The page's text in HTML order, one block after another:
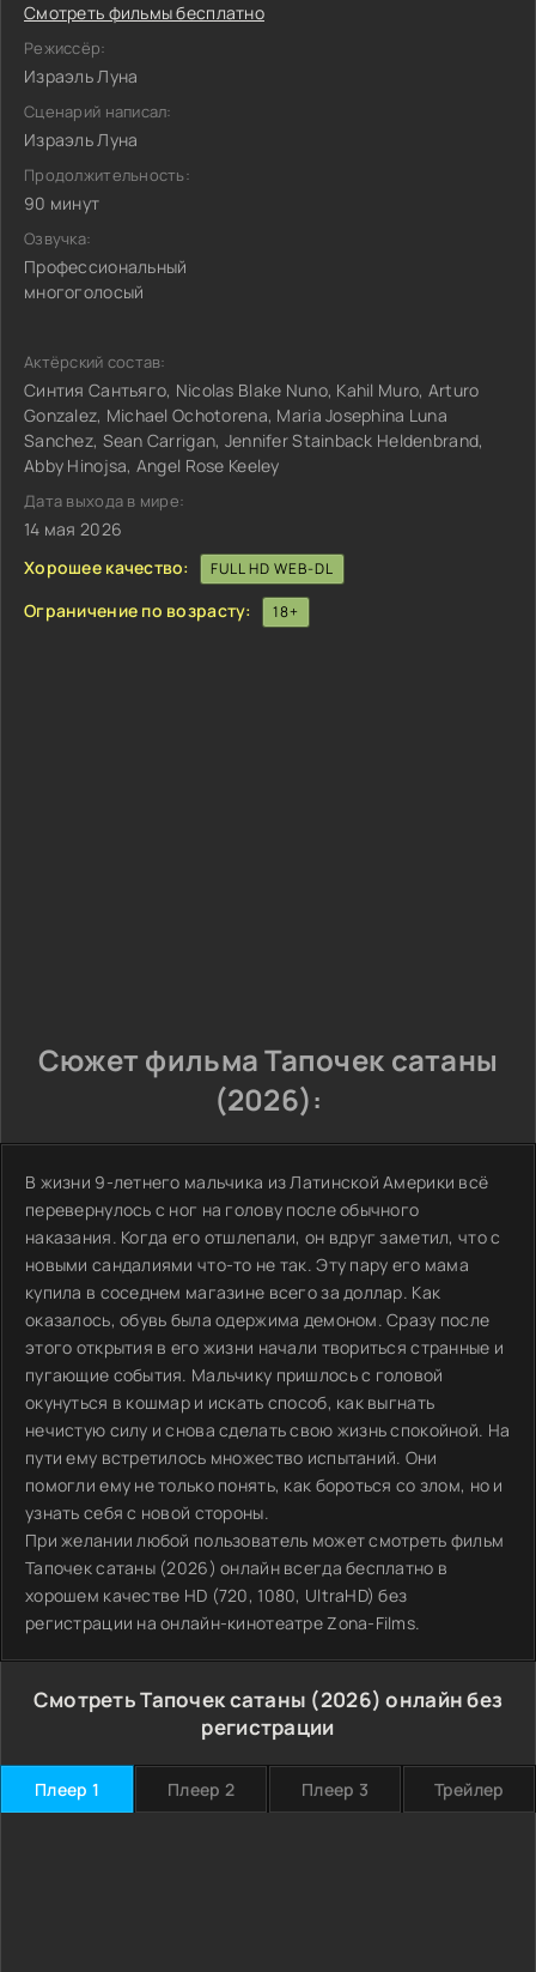
Смотреть фильмы бесплатно
Режиссёр:
Израэль Луна
Сценарий написал:
Израэль Луна
Продолжительность:
90 минут
Озвучка:
Профессиональный
многоголосый
Актёрский состав:
Синтия Сантьяго, Nicolas Blake Nuno, Kahil Muro, Arturo
Gonzalez, Michael Ochotorena, Maria Josephina Luna
Sanchez, Sean Carrigan, Jennifer Stainback Heldenbrand,
Abby Hinojsa, Angel Rose Keeley
Дата выхода в мире:
14 мая 2026
Хорошее качество:
FULL HD WEB-DL
Ограничение по возрасту: 18+
Сюжет фильма Тапочек сатаны
(2026):
В жизни 9-летнего мальчика из Латинской Америки всё
перевернулось с ног на голову после обычного
наказания. Когда его отшлепали, он вдруг заметил, что с
новыми сандалиями что-то не так. Эту пару его мама
купила в соседнем магазине всего за доллар. Как
оказалось, обувь была одержима демоном. Сразу после
этого открытия в его жизни начали твориться странные и
пугающие события. Мальчику пришлось с головой
окунуться в кошмар и искать способ, как выгнать
нечистую силу и снова сделать свою жизнь спокойной. На
пути ему встретилось множество испытаний. Они
помогли ему не только понять, как бороться со злом, но и
узнать себя с новой стороны.
При желании любой пользователь может смотреть фильм
Тапочек сатаны (2026) онлайн всегда бесплатно в
хорошем качестве HD (720, 1080, UltraHD) без
регистрации на онлайн-кинотеатре Zona-Films.
Смотреть Тапочек сатаны (2026) онлайн без
регистрации
Плеер 1 Плеер 2 Плеер 3 Трейлер